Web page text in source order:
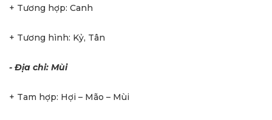
+ Tương hợp: Canh
+ Tương hình: Kỷ, Tân
- Địa chi: Mùi
+ Tam hợp: Hợi – Mão – Mùi